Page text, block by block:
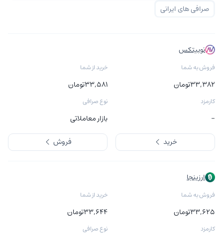
صرافی های ایرانی
نوبیتکس
فروش به شما
۳۳,۳۸۲تومان
خرید از شما
۳۳,۵۸۱تومان
کارمزد
-
نوع صرافی
بازار معاملاتی
خرید
فروش
ارزینجا
فروش به شما
۳۳,۶۲۵تومان
خرید از شما
۳۳,۶۴۴تومان
کارمزد نوع صرافی